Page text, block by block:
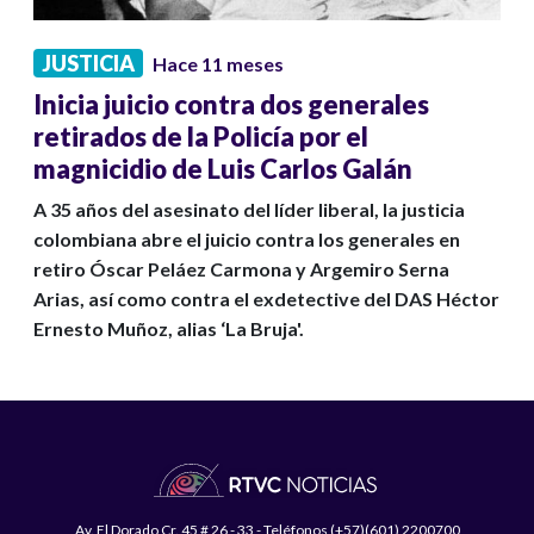
JUSTICIA Hace 11 meses
Inicia juicio contra dos generales
retirados de la Policía por el
magnicidio de Luis Carlos Galán
A 35 años del asesinato del líder liberal, la justicia
colombiana abre el juicio contra los generales en
retiro Óscar Peláez Carmona y Argemiro Serna
Arias, así como contra el exdetective del DAS Héctor
Ernesto Muñoz, alias ‘La Bruja'.
Av. El Dorado Cr. 45 # 26 - 33 - Teléfonos (+57)(601) 2200700